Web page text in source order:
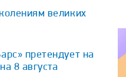
великих
претендует на
8 августа